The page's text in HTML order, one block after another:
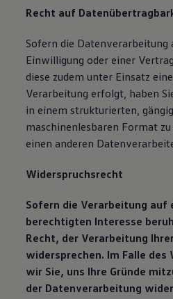
Recht auf
Sofern die Datenverarbeitung
Einwilligung oder einer
diese zudem unter Einsatz
Verarbeitung erfolgt, haben
in einem strukturierten,
maschinenlesbaren Format
einen anderen
Widerspruchsrecht
Sofern die Verarbeitung auf
berechtigten Interesse
Recht, der Verarbeitung
widersprechen. Im Falle
wir Sie, uns Ihre Gründe
der Datenverarbeitung